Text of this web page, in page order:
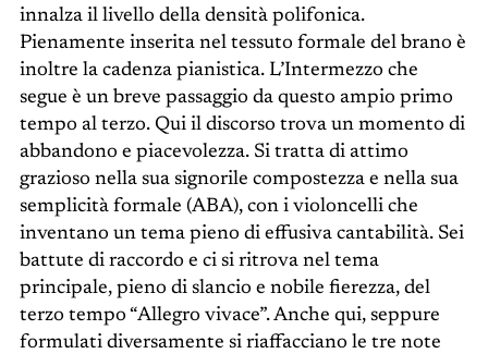
innalza il livello della densità polifonica.
Pienamente inserita nel tessuto formale del brano è
inoltre la cadenza pianistica. L’Intermezzo che
segue è un breve passaggio da questo ampio primo
tempo al terzo. Qui il discorso trova un momento di
abbandono e piacevolezza. Si tratta di attimo
grazioso nella sua signorile compostezza e nella sua
semplicità formale (ABA), con i violoncelli che
inventano un tema pieno di effusiva cantabilità. Sei
battute di raccordo e ci si ritrova nel tema
principale, pieno di slancio e nobile fierezza, del
terzo tempo “Allegro vivace”. Anche qui, seppure
formulati diversamente si riaffacciano le tre note